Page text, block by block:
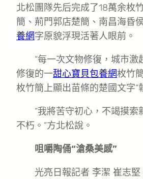
北松團隊先后完成了18萬余枚
簡、荊門郭店楚簡、南昌海昏
養網字原貌浮現活著人眼前。
“每一次文物修復，城市
修復的一甜心寶貝包養網枚竹
枚竹簡上顯出苗條的楚國文字“
“我將苦守初心，不竭摸
不朽。”方北松說。
咀嚼陶俑“滄桑美感”
光亮日報記者 李潔 崔志